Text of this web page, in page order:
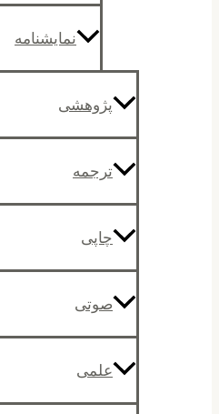
نمایشنامه
پژوهشی
ترجمه
چاپی
صوتی
علمی